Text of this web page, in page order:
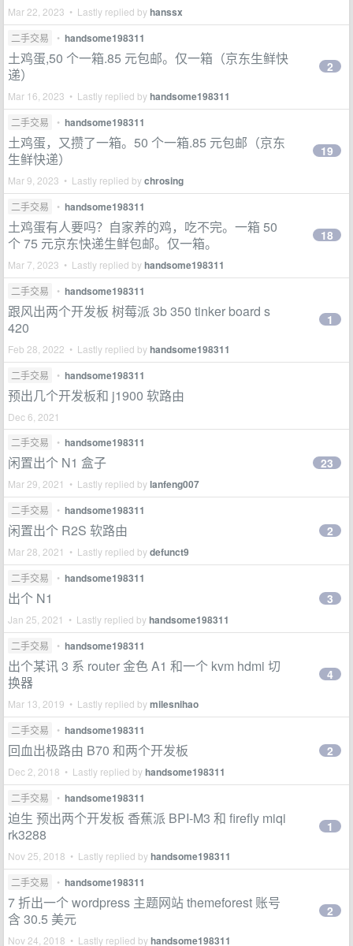
Mar 22, 2023 • Lastly replied byhanssx
二手交易 • handsome198311
土鸡蛋,50 个一箱.85 元包邮。仅一箱（京东生鲜快
递）
Mar 16, 2023 • Lastly replied byhandsome198311
2
二手交易 • handsome198311
土鸡蛋，又攒了一箱。50 个一箱.85 元包邮（京东
生鲜快递）
Mar 9, 2023 • Lastly replied bychrosing
19
二手交易 • handsome198311
土鸡蛋有人要吗？自家养的鸡，吃不完。一箱 50
个 75 元京东快递生鲜包邮。仅一箱。
Mar 7, 2023 • Lastly replied byhandsome198311
18
二手交易 • handsome198311
跟风出两个开发板 树莓派 3b 350 tinker board s
420
Feb 28, 2022 • Lastly replied byhandsome198311
1
二手交易 • handsome198311
预出几个开发板和 j1900 软路由
Dec 6, 2021
二手交易
• handsome198311
闲置出个 N1 盒子
Mar 29, 2021 • Lastly replied bylanfeng007
23
二手交易 • handsome198311
闲置出个 R2S 软路由
Mar 28, 2021 • Lastly replied bydefunct9
2
二手交易 • handsome198311
出个 N1
Jan 25, 2021 • Lastly replied byhandsome198311
3
二手交易 • handsome198311
出个某讯 3 系 router 金色 A1 和一个 kvm hdmi 切
换器
Mar 13, 2019 • Lastly replied bymilesnihao
4
二手交易 • handsome198311
回血出极路由 B70 和两个开发板
Dec 2, 2018 • Lastly replied byhandsome198311
2
二手交易 • handsome198311
迫生 预出两个开发板 香蕉派 BPI-M3 和 firefly miqi
rk3288
Nov 25, 2018 • Lastly replied byhandsome198311
1
二手交易 • handsome198311
7 折出一个 wordpress 主题网站 themeforest 账号
含 30.5 美元
Nov 24, 2018 • Lastly replied byhandsome198311
2